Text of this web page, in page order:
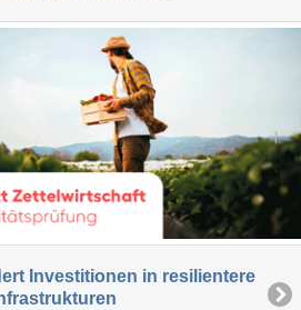
Investitionen in resilientere